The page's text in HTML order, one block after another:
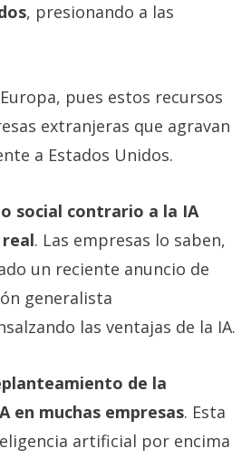
, presionando a las
pues estos recursos
extranjeras que agravan
a Estados Unidos.
social contrario a la IA
. Las empresas lo saben,
un reciente anuncio de
generalista
las ventajas de la IA.
de la
en muchas empresas. Esta
artificial por encima